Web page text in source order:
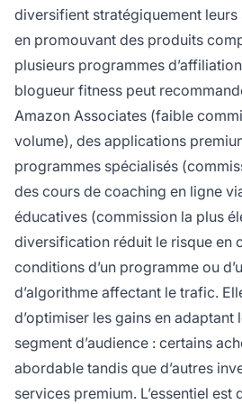
diversifient stratégiquement leurs
en promouvant des produits
plusieurs programmes
blogueur fitness peut
Amazon Associates (faible
volume), des applications
programmes spécialisés
des cours de coaching en ligne
éducatives (commission la plus
diversification réduit le risque en
conditions d’un programme ou
d’algorithme affectant le trafic.
d’optimiser les gains en
segment d’audience : certains
abordable tandis que d’autres
services premium. L’essentiel